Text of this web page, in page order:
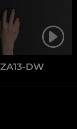
ZA13-DW